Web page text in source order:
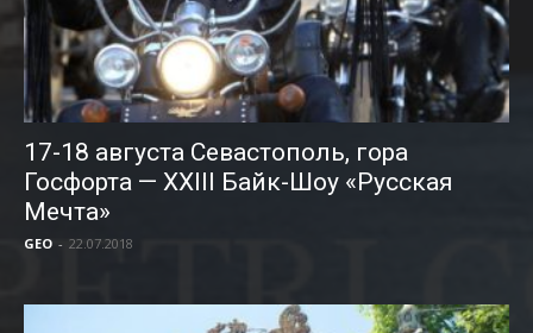
17-18 августа Севастополь, гора
Госфорта — XXIII Байк-Шоу «Русская
Мечта»
GEO - 22.07.2018